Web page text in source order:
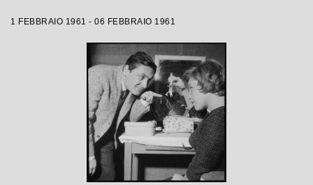
1 FEBBRAIO 1961 - 06 FEBBRAIO 1961